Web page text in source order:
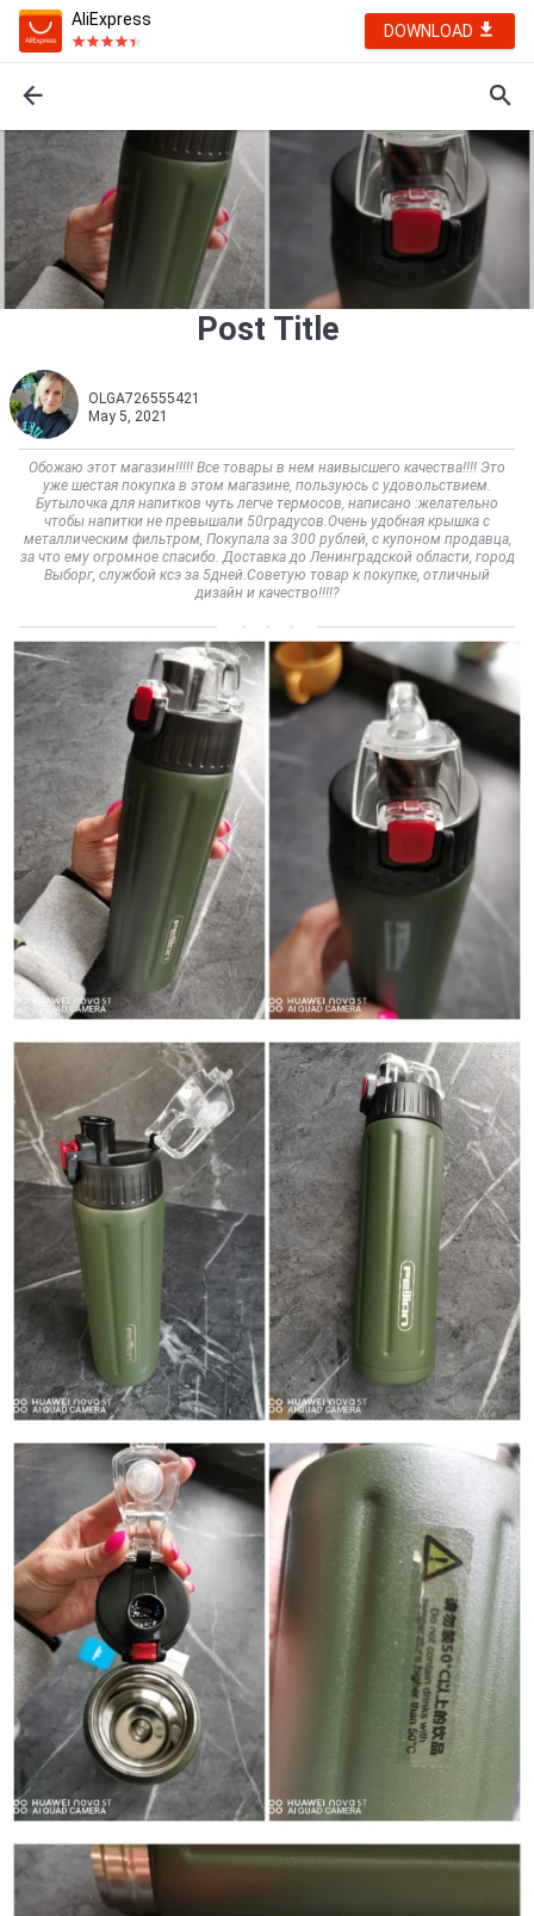
AliExpress
DOWNLOAD
Post Title
OLGA726555421
May 5, 2021
Обожаю этот магазин!!!!! Все товары в нем наивысшего качества!!!! Это
уже шестая покупка в этом магазине, пользуюсь с удовольствием.
Бутылочка для напитков чуть легче термосов, написано :желательно
чтобы напитки не превышали 50градусов.Очень удобная крышка с
металлическим фильтром, Покупала за 300 рублей, с купоном продавца,
за что ему огромное спасибо. Доставка до Ленинградской области, город
Выборг, службой ксэ за 5дней.Советую товар к покупке, отличный
дизайн и качество!!!!?